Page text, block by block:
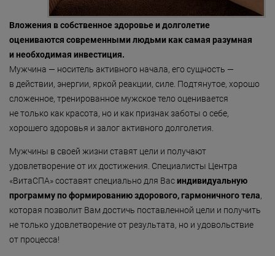
Вложения в собственное здоровье и долголетие
оцениваются современными людьми как самая разумная
и необходимая инвестиция.
Мужчина — носитель активного начала, его сущность —
в действии, энергии, яркой реакции, силе. Подтянутое, хорошо
сложенное, тренированное мужское тело оценивается
не только как красота, но и как признак заботы о себе,
хорошего здоровья и залог активного долголетия.
Мужчины в своей жизни ставят цели и получают
удовлетворение от их достижения. Специалисты Центра
«ВитаСПА» составят специально для Васиндивидуальную
программу по формированию здорового, гармоничного тела,
которая позволит Вам достичь поставленной цели и получить
не только удовлетворение от результата, но и удовольствие
от процесса!
«Detoxygene»
«Леди Совершенство»
«Коруги»
«Секрет Красоты»
«Гармония»
«Only for Men»
«Mirific»
«Мануальная терапия»
«Здоровая спина»